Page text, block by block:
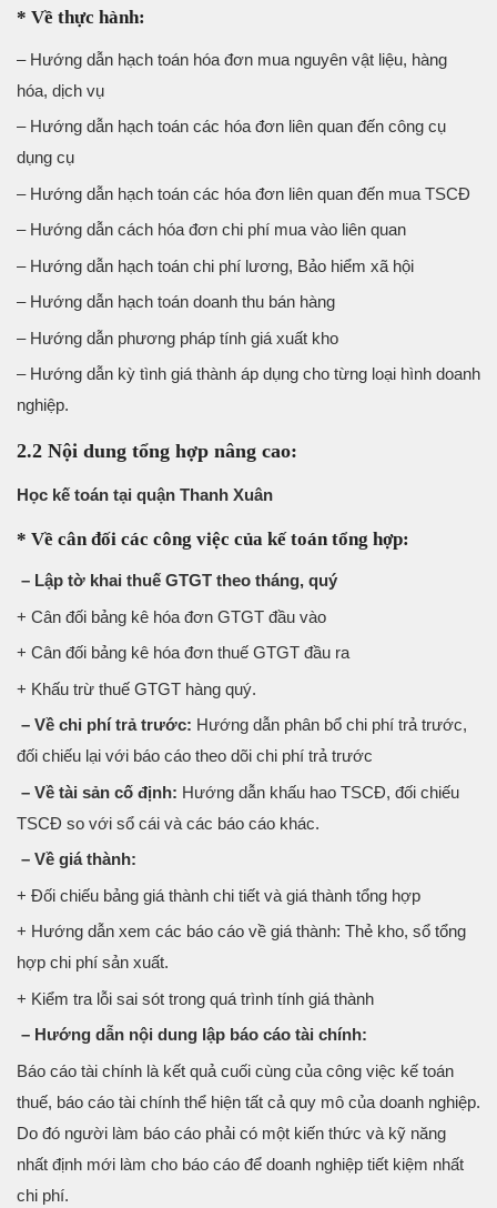
* Về thực hành:
– Hướng dẫn hạch toán hóa đơn mua nguyên vật liệu, hàng
hóa, dịch vụ
– Hướng dẫn hạch toán các hóa đơn liên quan đến công cụ
dụng cụ
– Hướng dẫn hạch toán các hóa đơn liên quan đến mua TSCĐ
– Hướng dẫn cách hóa đơn chi phí mua vào liên quan
– Hướng dẫn hạch toán chi phí lương, Bảo hiểm xã hội
– Hướng dẫn hạch toán doanh thu bán hàng
– Hướng dẫn phương pháp tính giá xuất kho
– Hướng dẫn kỳ tình giá thành áp dụng cho từng loại hình doanh
nghiệp.
2.2 Nội dung tổng hợp nâng cao:
Học kế toán tại quận Thanh Xuân
* Về cân đối các công việc của kế toán tổng hợp:
– Lập tờ khai thuế GTGT theo tháng, quý
+ Cân đối bảng kê hóa đơn GTGT đầu vào
+ Cân đối bảng kê hóa đơn thuế GTGT đầu ra
+ Khấu trừ thuế GTGT hàng quý.
– Về chi phí trả trước: Hướng dẫn phân bổ chi phí trả trước,
đối chiếu lại với báo cáo theo dõi chi phí trả trước
– Về tài sản cố định: Hướng dẫn khấu hao TSCĐ, đối chiếu
TSCĐ so với sổ cái và các báo cáo khác.
– Về giá thành:
+ Đối chiếu bảng giá thành chi tiết và giá thành tổng hợp
+ Hướng dẫn xem các báo cáo về giá thành: Thẻ kho, sổ tổng
hợp chi phí sản xuất.
+ Kiểm tra lỗi sai sót trong quá trình tính giá thành
– Hướng dẫn nội dung lập báo cáo tài chính:
Báo cáo tài chính là kết quả cuối cùng của công việc kế toán
thuế, báo cáo tài chính thể hiện tất cả quy mô của doanh nghiệp.
Do đó người làm báo cáo phải có một kiến thức và kỹ năng
nhất định mới làm cho báo cáo để doanh nghiệp tiết kiệm nhất
chi phí.